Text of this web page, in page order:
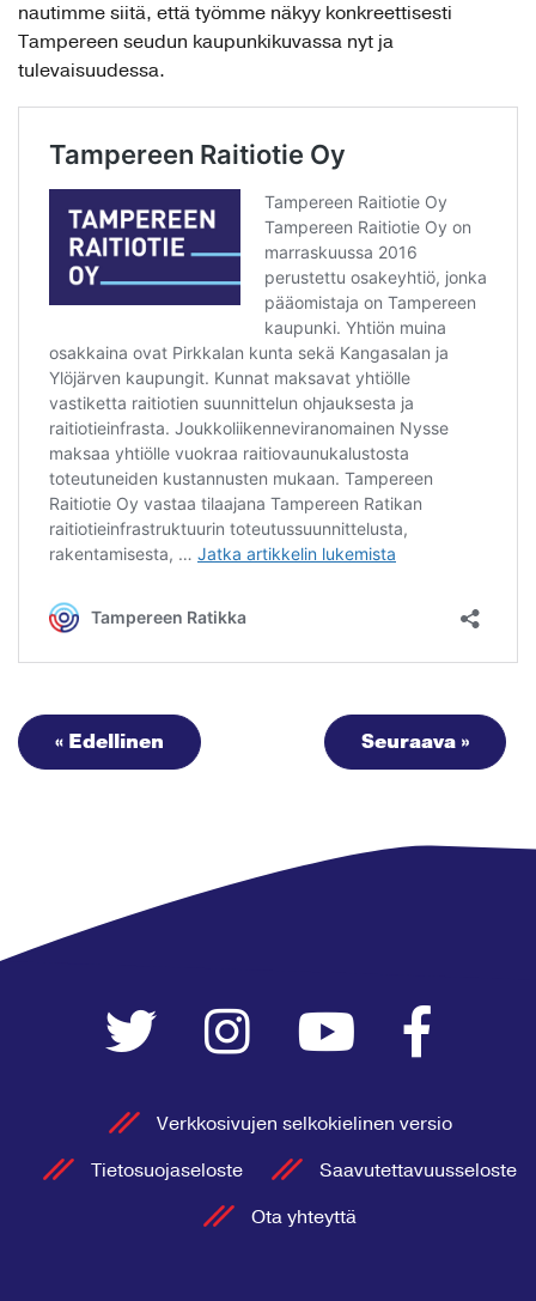
nautimme siitä, että työmme näkyy konkreettisesti
Tampereen seudun kaupunkikuvassa nyt ja
tulevaisuudessa.
Seuraava »
« Edellinen
Verkkosivujen selkokielinen versio
Tietosuojaseloste
Saavutettavuusseloste
Ota yhteyttä